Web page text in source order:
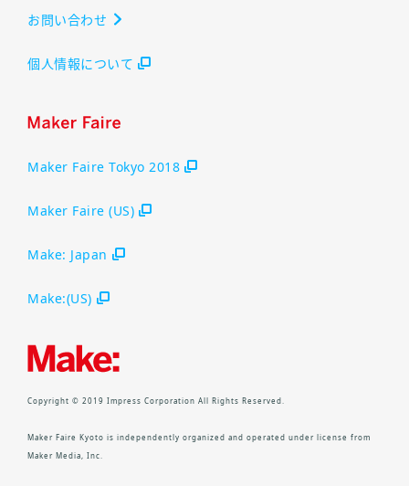
お問い合わせ
個人情報について
Maker Faire Tokyo 2018
Maker Faire (US)
Make: Japan
Make:(US)
Copyright © 2019 Impress Corporation All Rights Reserved.
Maker Faire Kyoto is independently organized and operated under license from
Maker Media, Inc.